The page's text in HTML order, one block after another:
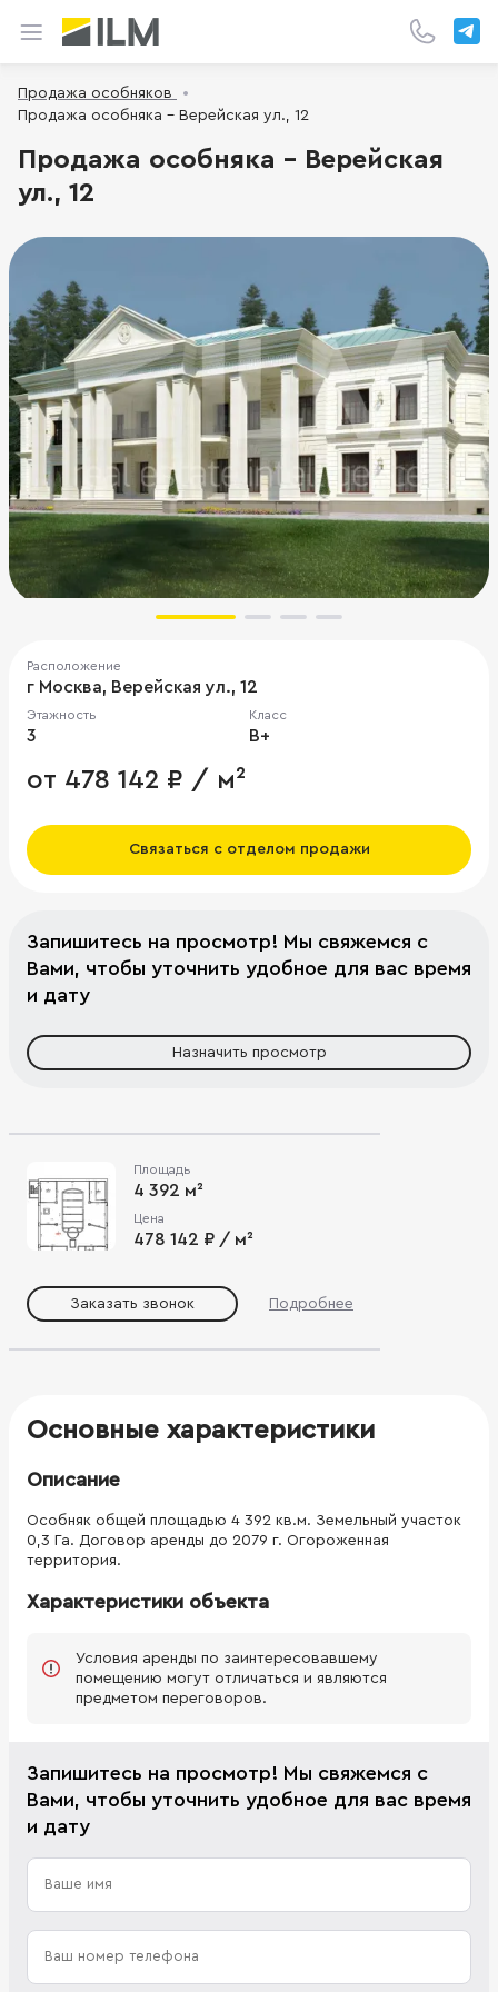
Продажа особняков
Продажа особняка - Верейская ул., 12
Продажа особняка - Верейская
ул., 12
Расположение
г Москва, Верейская ул., 12
Этажность
3
Класс
B+
от 478 142 ₽ / м²
Связаться с отделом продажи
Запишитесь на просмотр! Мы свяжемся с
Вами, чтобы уточнить удобное для вас время
и дату
Назначить просмотр
Площадь
4 392 м²
Цена
478 142 ₽ / м²
Заказать звонок Подробнее
Основные характеристики
Описание
Особняк общей площадью 4 392 кв.м. Земельный участок
0,3 Га. Договор аренды до 2079 г. Огороженная
территория.
Характеристики объекта
Условия аренды по заинтересовавшему
помещению могут отличаться и являются
предметом переговоров.
Запишитесь на просмотр! Мы свяжемся с
Вами, чтобы уточнить удобное для вас время
и дату